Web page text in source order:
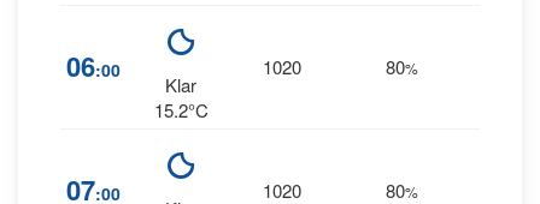
06:00
Klar
15.2°C
1020 80%
07:00 1020 80%